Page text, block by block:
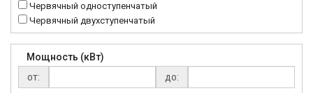
Червячный одноступенчатый
Червячный двухступенчатый
Мощность (кВт)
от:
до: